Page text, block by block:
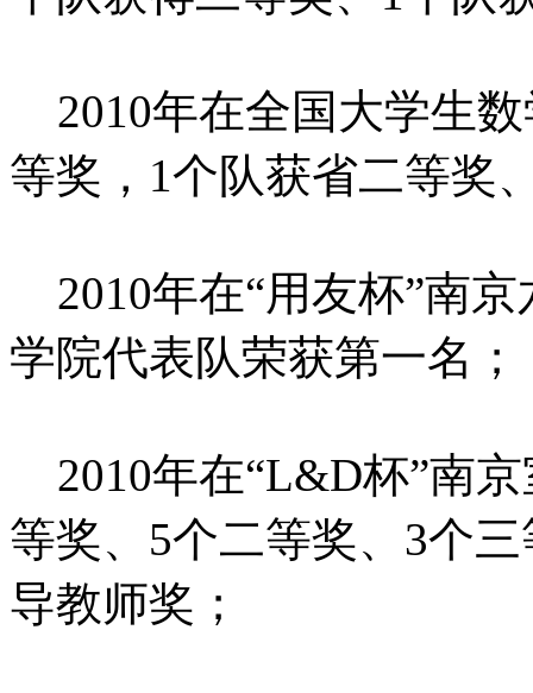
2010年在全国大学生
等奖，1个队获省二等奖
2010年在“用友杯”南京
学院代表队荣获第一名；
2010年在“L&D杯”南
等奖、5个二等奖、3个
导教师奖；